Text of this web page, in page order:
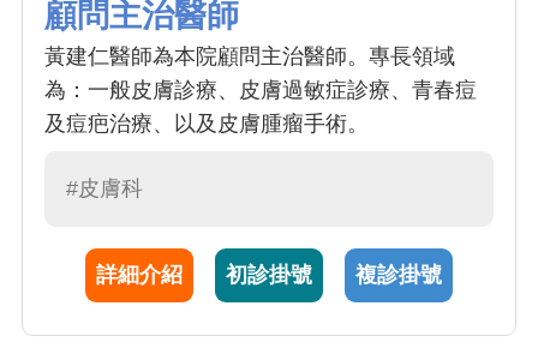
顧問主治醫師
黃建仁醫師為本院顧問主治醫師。專長領域
為：一般皮膚診療、皮膚過敏症診療、青春痘
及痘疤治療、以及皮膚腫瘤手術。
#皮膚科
詳細介紹 初診掛號 複診掛號